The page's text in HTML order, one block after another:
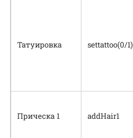
Татуировка settattoo(0/1)
Прическа 1 addHair1